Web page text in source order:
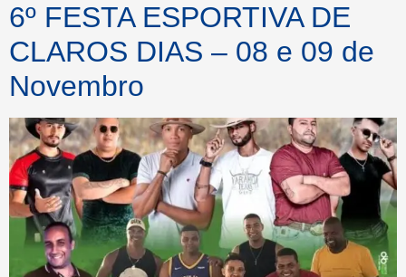
6º FESTA ESPORTIVA DE
CLAROS DIAS – 08 e 09 de
Novembro